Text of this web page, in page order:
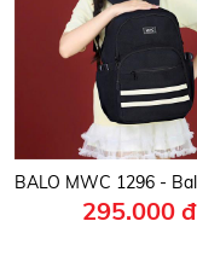
295.000 đ